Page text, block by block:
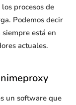
procesos de
Podemos decir
está en
actuales.
un software que